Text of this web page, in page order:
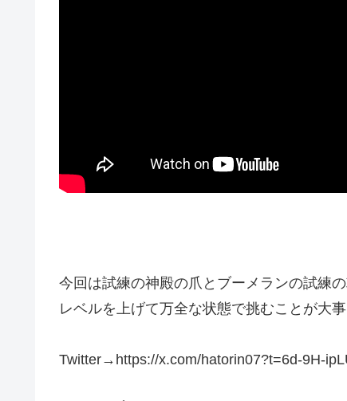
今回は試練の神殿の爪とブーメランの試練の
レベルを上げて万全な状態で挑むことが大事
Twitter→https://x.com/hatorin07?t=6d-9H-